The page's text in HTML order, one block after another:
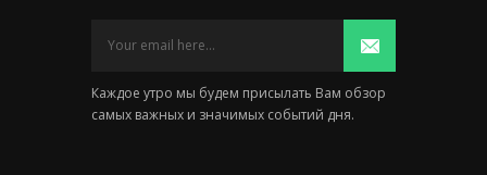
Каждое утро мы будем присылать Вам обзор
самых важных и значимых событий дня.